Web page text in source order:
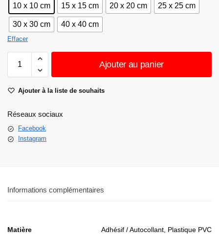
10 x 10 cm 15 x 15 cm 20 x 20 cm 25 x 25 cm
30 x 30 cm 40 x 40 cm
Effacer
Ajouter au panier
Ajouter à la liste de souhaits
Réseaux sociaux
Facebook
Instagram
Informations complémentaires
Matière Adhésif / Autocollant, Plastique PVC